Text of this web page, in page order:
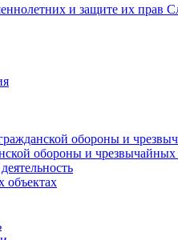
и защите их прав
обороны и
обороны и чрезвычайных
объектах